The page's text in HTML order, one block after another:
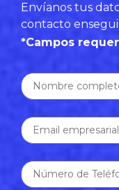
Envíanos tus
contacto
*Campos